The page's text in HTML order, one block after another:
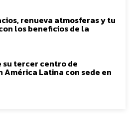
renueva atmosferas y tu
los beneficios de la
su tercer centro de
Latina con sede en